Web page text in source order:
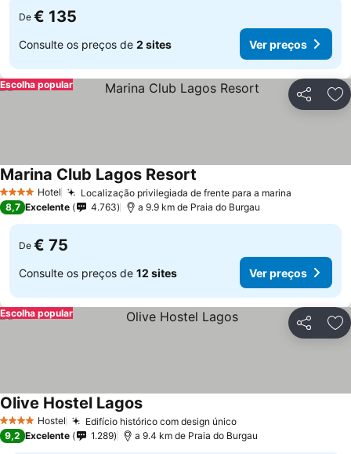
De € 135
Consulte os preços de 2 sites Ver preços
Partilhar
Escolha popular
4 EstrelasHotel Localização privilegiada de frente para a marina
Marina Club Lagos Resort
8,7 Excelente 4.763 a 9.9 km de Praia do Burgau
De € 75
Consulte os preços de 12 sites Ver preços
Partilhar
Escolha popular
4 EstrelasHostel Edifício histórico com design único
Olive Hostel Lagos
9,2 Excelente 1.289 a 9.4 km de Praia do Burgau